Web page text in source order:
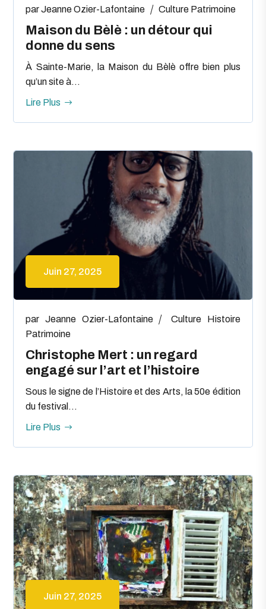
Maison du Bèlè : un détour qui
donne du sens
parJeanne Ozier-Lafontaine Culture Patrimoine
À Sainte-Marie, la Maison du Bèlè offre bien plus
qu’un site à...
Lire Plus
Juin 27, 2025
Christophe Mert : un regard
engagé sur l’art et l’histoire
parJeanne Ozier-Lafontaine Culture
Histoire
Patrimoine
Sous le signe de l’Histoire et des Arts, la 50e édition
du festival...
Lire Plus
Juin 27, 2025